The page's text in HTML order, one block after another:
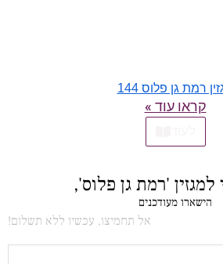
רמת גן פלוס 144
קראו עוד »
למגזין 'רמת גן פלוס',
הישארו מעודכנים
אל תחמיצו, עכשיו ללא תשלום!